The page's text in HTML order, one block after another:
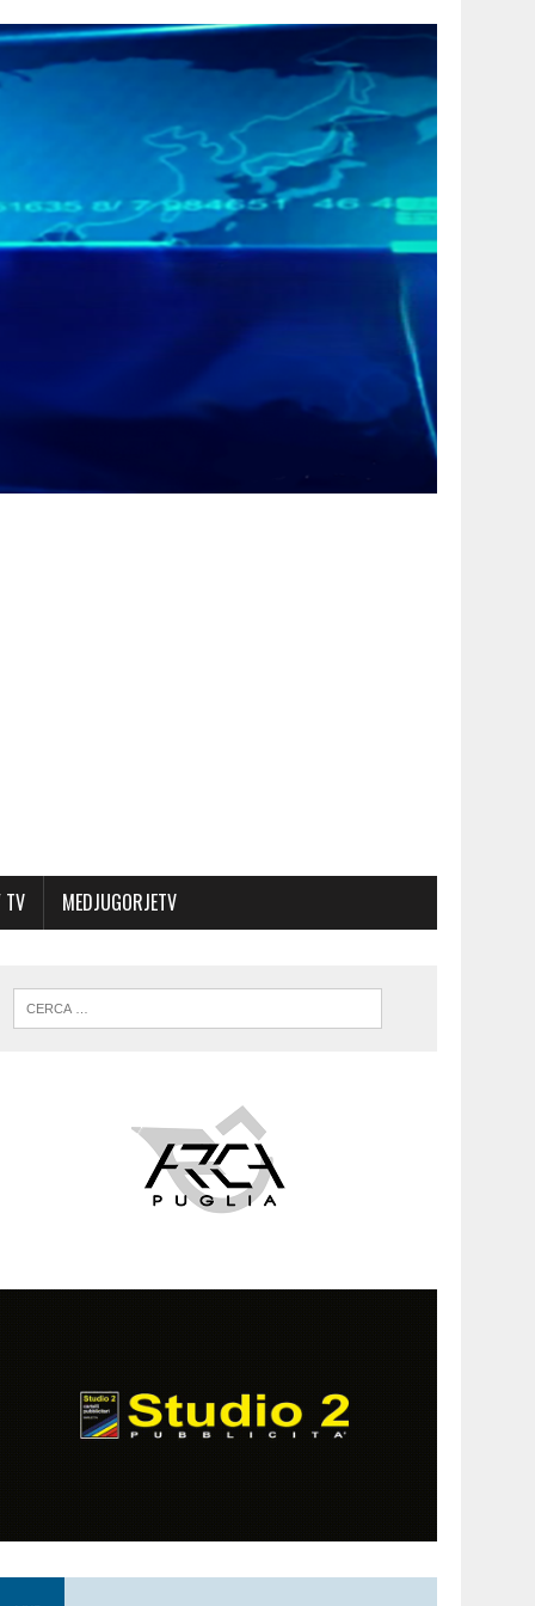
TV MEDJUGORJETV